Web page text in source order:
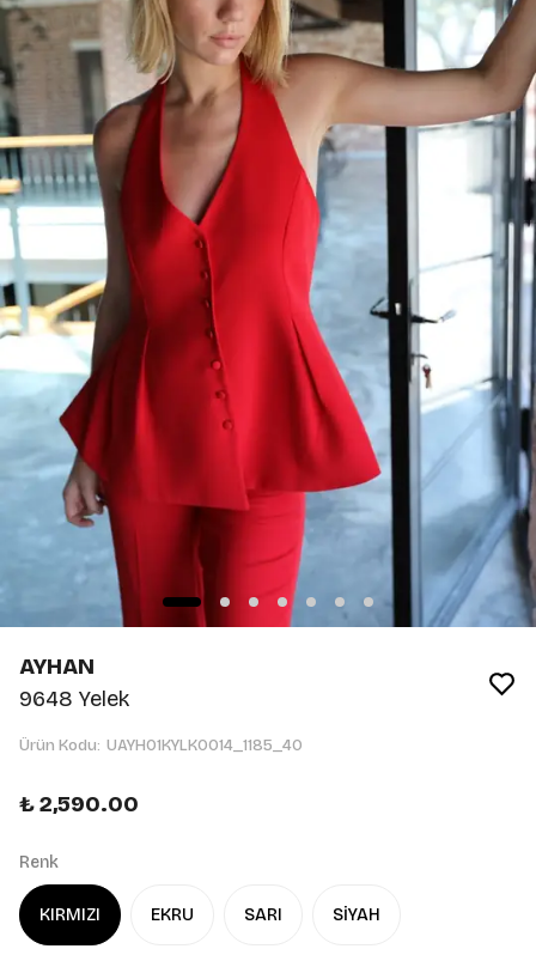
AYHAN
9648 Yelek
Ürün Kodu: UAYH01KYLK0014_1185_40
₺ 2,590.00
Renk
KIRMIZI EKRU SARI SİYAH